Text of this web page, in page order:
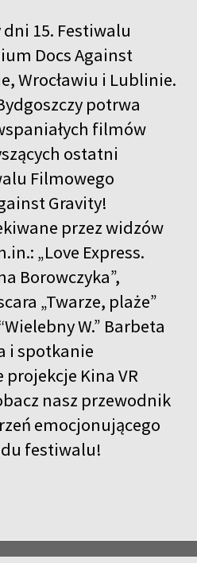
15. Festiwalu
Docs Against
Wrocławiu i Lublinie.
potrwa
filmów
ostatni
Filmowego
Gravity!
przez widzów
„Love Express.
Borowczyka”,
„Twarze, plaże”
W.” Barbeta
i spotkanie
Kina VR
nasz przewodnik
emocjonującego
festiwalu!